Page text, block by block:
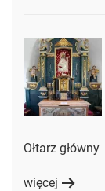
Ołtarz główny
więcej